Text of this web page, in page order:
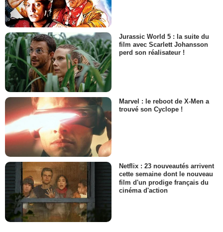
Jurassic World 5 : la suite du
film avec Scarlett Johansson
perd son réalisateur !
Marvel : le reboot de X-Men a
trouvé son Cyclope !
Netflix : 23 nouveautés arrivent
cette semaine dont le nouveau
film d'un prodige français du
cinéma d'action